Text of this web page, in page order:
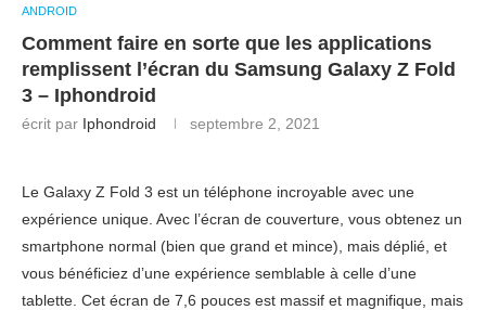
ANDROID
Comment faire en sorte que les applications
remplissent l’écran du Samsung Galaxy Z Fold
3 – Iphondroid
écrit par Iphondroid septembre 2, 2021
Le Galaxy Z Fold 3 est un téléphone incroyable avec une
expérience unique. Avec l’écran de couverture, vous obtenez un
smartphone normal (bien que grand et mince), mais déplié, et
vous bénéficiez d’une expérience semblable à celle d’une
tablette. Cet écran de 7,6 pouces est massif et magnifique, mais